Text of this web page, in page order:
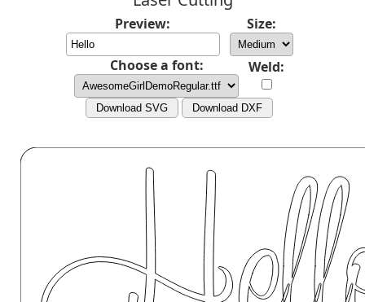
Preview: Size:
Choose a font: Weld:
Download SVG Download DXF